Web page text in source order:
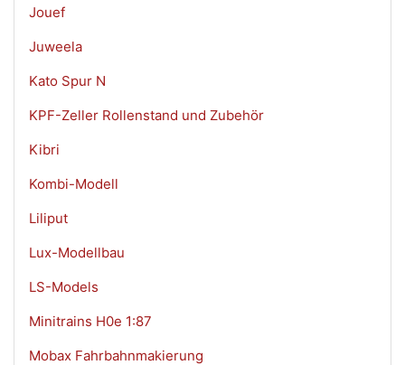
Jouef
Juweela
Kato Spur N
KPF-Zeller Rollenstand und Zubehör
Kibri
Kombi-Modell
Liliput
Lux-Modellbau
LS-Models
Minitrains H0e 1:87
Mobax Fahrbahnmakierung